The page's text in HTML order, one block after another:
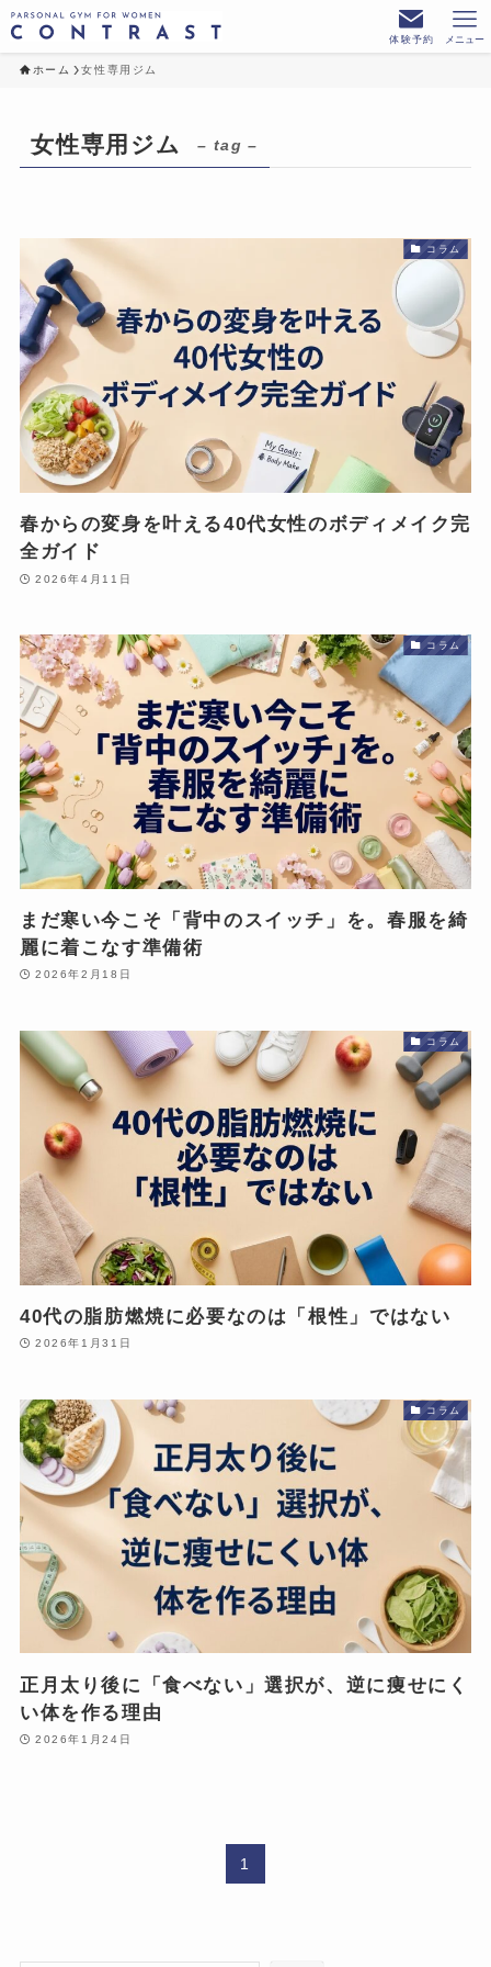
体験予約 メニュー
ホーム 女性専用ジム
女性専用ジム – tag –
コラム
春からの変身を叶える40代女性のボディメイク完
全ガイド
2026年4月11日
コラム
まだ寒い今こそ「背中のスイッチ」を。春服を綺
麗に着こなす準備術
2026年2月18日
コラム
40代の脂肪燃焼に必要なのは「根性」ではない
2026年1月31日
コラム
正月太り後に「食べない」選択が、逆に痩せにく
い体を作る理由
2026年1月24日
1